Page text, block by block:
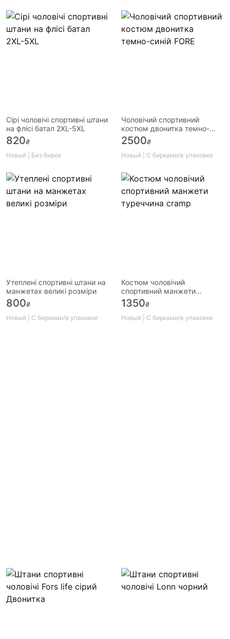
Сірі чоловічі спортивні штани
на флісі батал 2XL-5XL
820₴
Новый | Без бирок
Чоловічий спортивний
костюм двонитка темно-
синій FORE
2500₴
Новый | С бирками/в упаковке
Утеплені спортивні штани на
манжетах великі розміри
800₴
Новый | С бирками/в упаковке
Костюм чоловічий
спортивний манжети
туреччина cramp
1350₴
Новый | С бирками/в упаковке